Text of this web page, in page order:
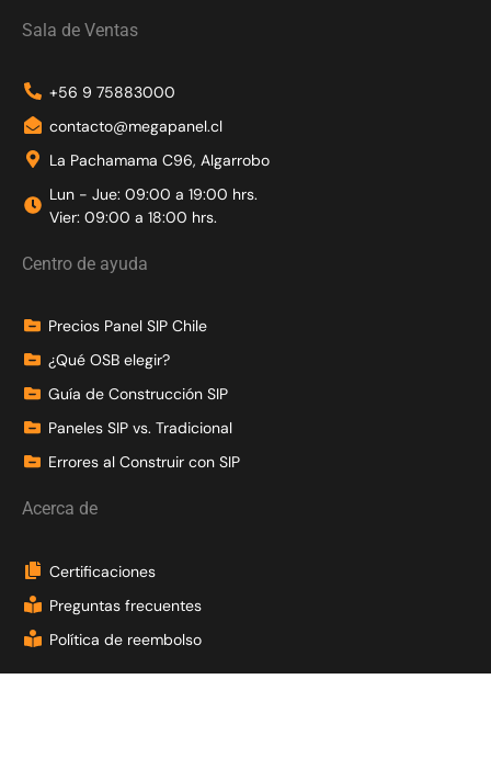
Sala de Ventas
+56 9 75883000
contacto@megapanel.cl
La Pachamama C96, Algarrobo
Lun - Jue: 09:00 a 19:00 hrs.
Vier: 09:00 a 18:00 hrs.
Centro de ayuda
Precios Panel SIP Chile
¿Qué OSB elegir?
Guía de Construcción SIP
Paneles SIP vs. Tradicional
Errores al Construir con SIP
Acerca de
Certificaciones
Preguntas frecuentes
Política de reembolso